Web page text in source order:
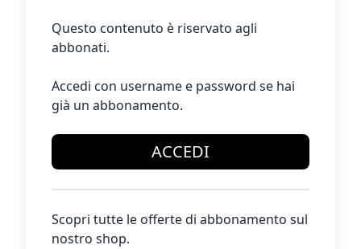
Questo contenuto è riservato agli
abbonati.
Accedi con username e password se hai
già un abbonamento.
ACCEDI
Scopri tutte le offerte di abbonamento sul
nostro shop.